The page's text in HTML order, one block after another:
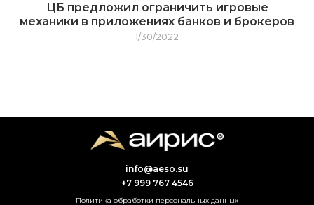
ЦБ предложил ограничить игровые
механики в приложениях банков и брокеров
1/30/2022
info@aeso.su
+7 999 767 4546
Политика обработки персональных данных